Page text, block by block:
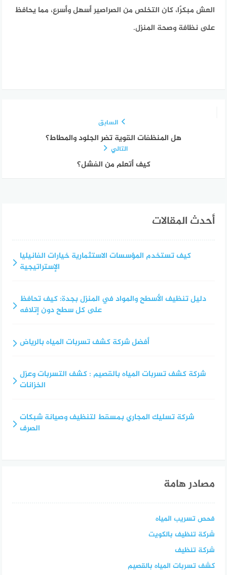
العش مبكرًا، كان التخلص من الصراصير أسهل وأسرع، مما يحافظ
على نظافة وصحة المنزل.
السابق
هل المنظفات القوية تضر الجلود والمطاط؟
التالي
كيف أتعلم من الفشل؟
أحدث المقالات
كيف تستخدم المؤسسات الاستثمارية خيارات الفانيليا
الإستراتيجية
دليل تنظيف الأسطح والمواد في المنزل بجدة: كيف تحافظ
على كل سطح دون إتلافه
أفضل شركة كشف تسربات المياه بالرياض
شركة كشف تسربات المياه بالقصيم : كشف التسربات وعزل
الخزانات
شركة تسليك المجاري بمسقط لتنظيف وصيانة شبكات
الصرف
مصادر هامة
فحص تسريب المياه
شركة تنظيف بالكويت
شركة تنظيف
كشف تسربات المياه بالقصيم